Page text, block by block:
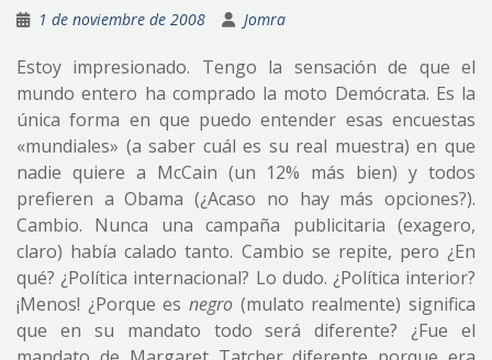
1 de noviembre de 2008 Jomra
Estoy impresionado. Tengo la sensación de que el
mundo entero ha comprado la moto Demócrata. Es la
única forma en que puedo entender esas encuestas
«mundiales» (a saber cuál es su real muestra) en que
nadie quiere a McCain (un 12% más bien) y todos
prefieren a Obama (¿Acaso no hay más opciones?).
Cambio. Nunca una campaña publicitaria (exagero,
claro) había calado tanto. Cambio se repite, pero ¿En
qué? ¿Política internacional? Lo dudo. ¿Política interior?
¡Menos! ¿Porque es negro (mulato realmente) significa
que en su mandato todo será diferente? ¿Fue el